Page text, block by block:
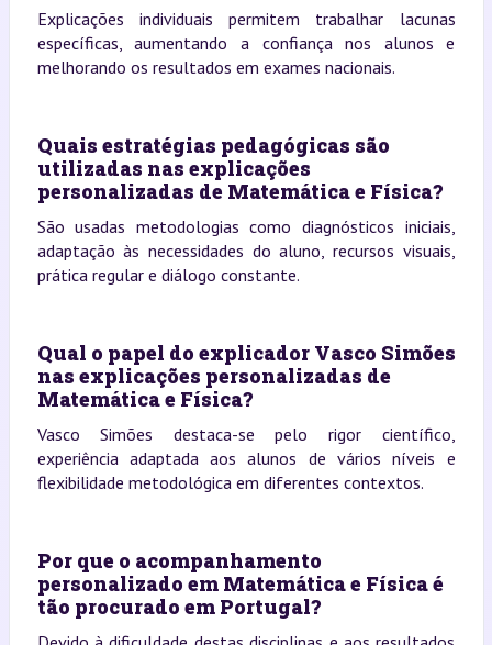
Explicações individuais permitem trabalhar lacunas
específicas, aumentando a confiança nos alunos e
melhorando os resultados em exames nacionais.
Quais estratégias pedagógicas são
utilizadas nas explicações
personalizadas de Matemática e Física?
São usadas metodologias como diagnósticos iniciais,
adaptação às necessidades do aluno, recursos visuais,
prática regular e diálogo constante.
Qual o papel do explicador Vasco Simões
nas explicações personalizadas de
Matemática e Física?
Vasco Simões destaca-se pelo rigor científico,
experiência adaptada aos alunos de vários níveis e
flexibilidade metodológica em diferentes contextos.
Por que o acompanhamento
personalizado em Matemática e Física é
tão procurado em Portugal?